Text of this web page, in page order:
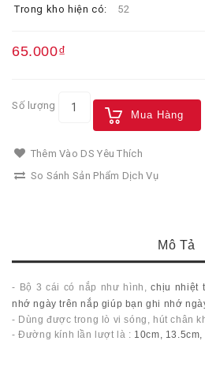
Trong kho hiện có:
52
65.000₫
Số lượng
Mua Hàng
Thêm Vào DS Yêu Thích
So Sánh Sản Phẩm Dịch Vụ
Mô Tả
- Bộ 3 cái có nắp như hình,chịu nhiệt
nhớ ngày trên nắp giúp bạn ghi nhớ
- Dùng được trong lò vi sóng, hút chân
- Đường kính lần lượt là : 10cm, 13.5cm,